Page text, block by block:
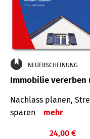
NEUERSCHEINUNG
Immobilie vererben
Nachlass planen,
sparen
mehr
24,00 €